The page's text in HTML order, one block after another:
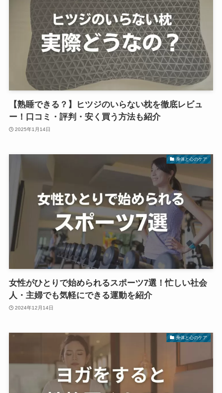
【熟睡できる？】ヒツジのいらない枕を徹底レビュ
ー！口コミ・評判・安く買う方法も紹介
2025年1月14日
身体と心のケア
女性がひとりで始められるスポーツ7選！忙しい社会
人・主婦でも気軽にできる運動を紹介
2024年12月14日
身体と心のケア